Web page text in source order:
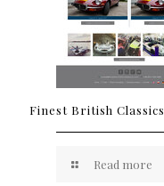
Finest British Classics
Read more